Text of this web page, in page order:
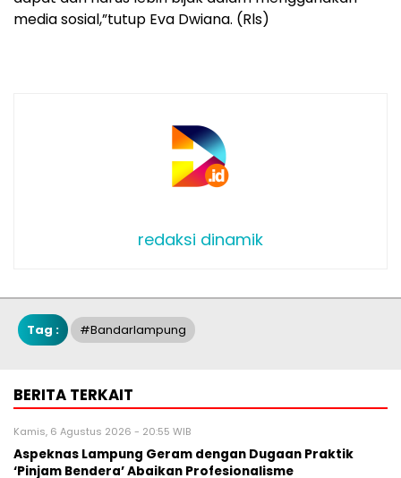
media sosial,”tutup Eva Dwiana. (Rls)
redaksi dinamik
Tag : #bandarlampung
BERITA TERKAIT
Kamis, 6 Agustus 2026 - 20:55 WIB
Aspeknas Lampung Geram dengan Dugaan Praktik
‘Pinjam Bendera’ Abaikan Profesionalisme